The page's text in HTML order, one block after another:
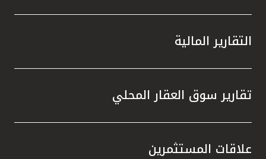
التقارير المالية
تقارير سوق العقار المحلي
علاقات المستثمرين